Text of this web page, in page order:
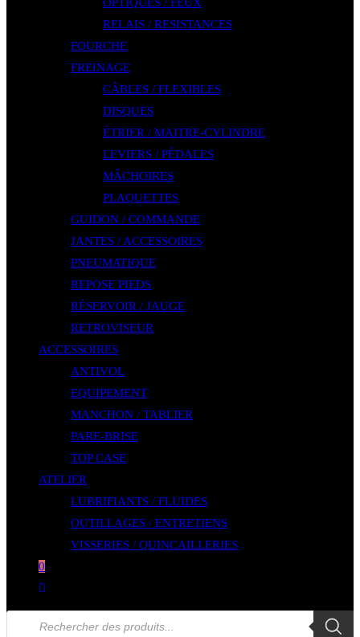
RELAIS / RESISTANCES
FOURCHE
FREINAGE
CÂBLES / FLEXIBLES
DISQUES
ÉTRIER / MAITRE-CYLINDRE
LEVIERS / PÉDALES
MÂCHOIRES
PLAQUETTES
GUIDON / COMMANDE
JANTES / ACCESSOIRES
PNEUMATIQUE
REPOSE PIEDS
RÉSERVOIR / JAUGE
RETROVISEUR
ACCESSOIRES
ANTIVOL
EQUIPEMENT
MANCHON / TABLIER
PARE-BRISE
TOP CASE
ATELIER
LUBRIFIANTS / FLUIDES
OUTILLAGES / ENTRETIENS
VISSERIES / QUINCAILLERIES
0
Toggle
website
search
Recherche